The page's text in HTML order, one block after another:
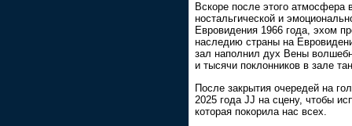
Вскоре после этого атмосфера
ностальгической и
Евровидения 1966 года, эхом
наследию страны на
зал наполнил дух Вены
и тысячи поклонников в зале
После закрытия очередей на
2025 года JJ на сцену, чтобы
которая покорила нас всех.